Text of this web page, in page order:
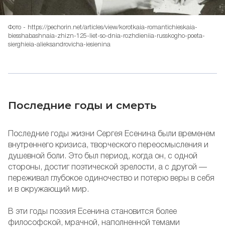
Фото - https://pechorin.net/articles/view/korotkaia-romantichieskaia-
biesshabashnaia-zhizn-125-liet-so-dnia-rozhdieniia-russkogho-poeta-
sierghieia-alieksandrovicha-iesienina
Последние годы и смерть
Последние годы жизни Сергея Есенина были временем
внутреннего кризиса, творческого переосмысления и
душевной боли. Это был период, когда он, с одной
стороны, достиг поэтической зрелости, а с другой —
переживал глубокое одиночество и потерю веры в себя
и в окружающий мир.
В эти годы поэзия Есенина становится более
философской, мрачной, наполненной темами